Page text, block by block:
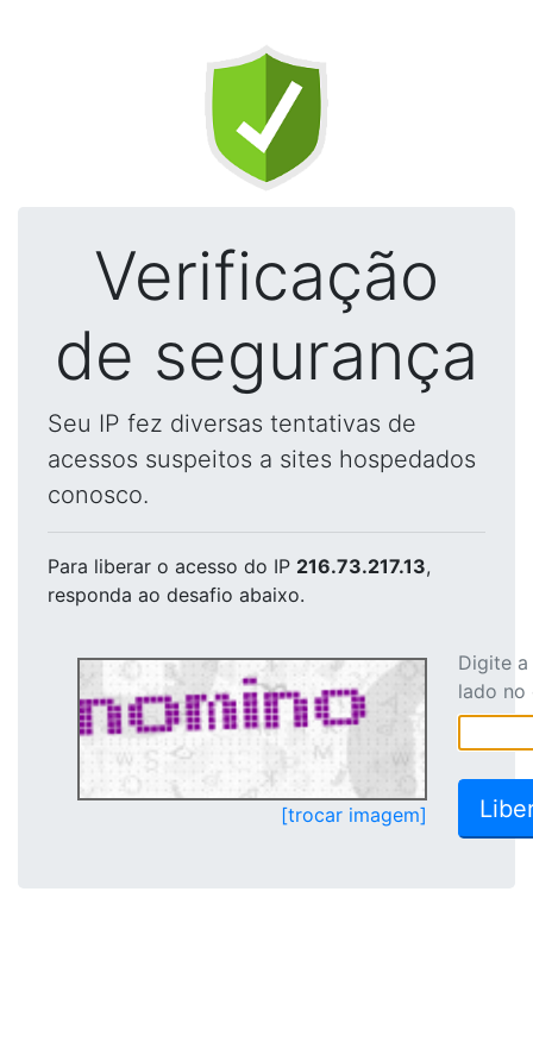
Verificação
de segurança
Seu IP fez diversas tentativas de
acessos suspeitos a sites hospedados
conosco.
Para liberar o acesso do IP 216.73.217.13,
responda ao desafio abaixo.
[trocar imagem]
Digite
lado no